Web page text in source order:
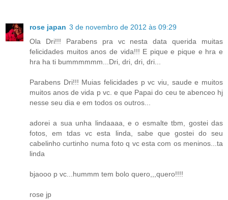
rose japan 3 de novembro de 2012 às 09:29
Ola Dri!!! Parabens pra vc nesta data querida muitas
felicidades muitos anos de vida!!! E pique e pique e hra e
hra ha ti bummmmmm...Dri, dri, dri, dri...
Parabens Dri!!! Muias felicidades p vc viu, saude e muitos
muitos anos de vida p vc. e que Papai do ceu te abenceo hj
nesse seu dia e em todos os outros...
adorei a sua unha lindaaaa, e o esmalte tbm, gostei das
fotos, em tdas vc esta linda, sabe que gostei do seu
cabelinho curtinho numa foto q vc esta com os meninos...ta
linda
bjaooo p vc...hummm tem bolo quero,,,quero!!!!
rose jp